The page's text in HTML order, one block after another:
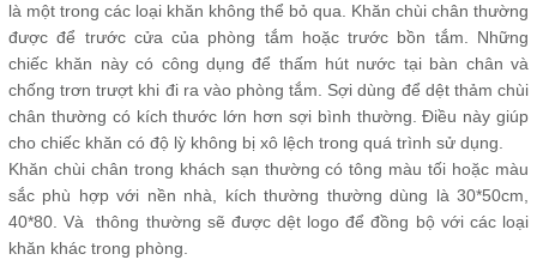
là một trong các loại khăn không thể bỏ qua. Khăn chùi chân thường
được để trước cửa của phòng tắm hoặc trước bồn tắm. Những
chiếc khăn này có công dụng để thấm hút nước tại bàn chân và
chống trơn trượt khi đi ra vào phòng tắm. Sợi dùng để dệt thảm chùi
chân thường có kích thước lớn hơn sợi bình thường. Điều này giúp
cho chiếc khăn có độ lỳ không bị xô lệch trong quá trình sử dụng.
Khăn chùi chân trong khách sạn thường có tông màu tối hoặc màu
sắc phù hợp với nền nhà, kích thường thường dùng là 30*50cm,
40*80. Và thông thường sẽ được dệt logo để đồng bộ với các loại
khăn khác trong phòng.